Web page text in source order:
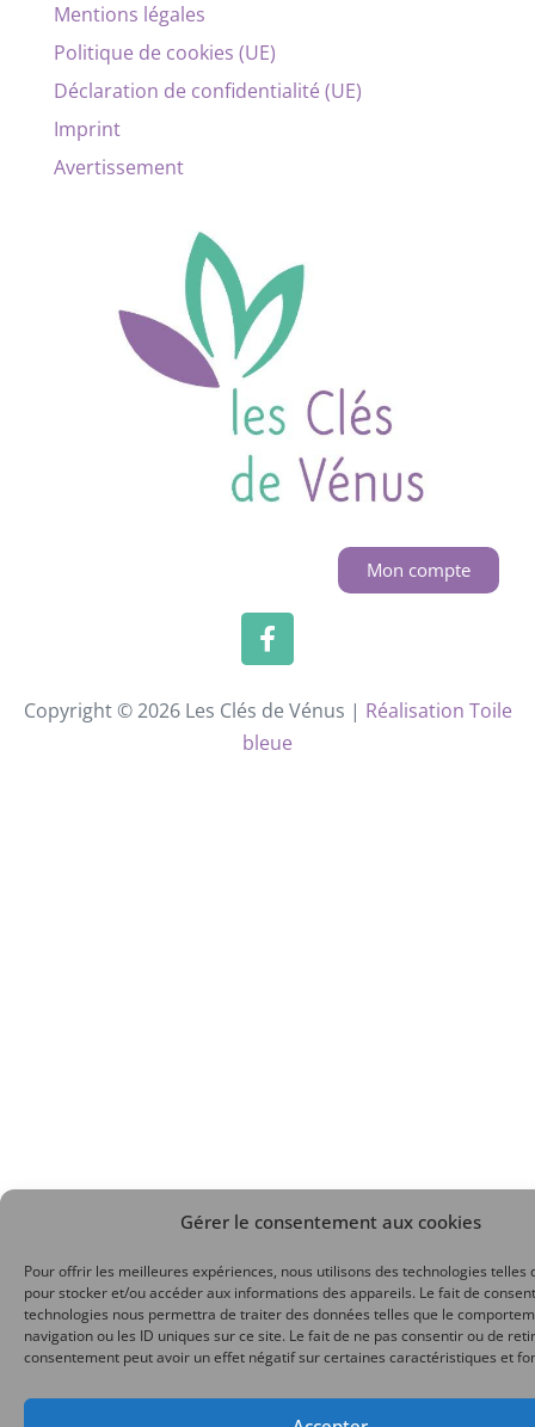
Gérer le consentement aux cookies
Pour offrir les meilleures expériences, nous utilisons des technologies telles
pour stocker et/ou accéder aux informations des appareils. Le fait de
technologies nous permettra de traiter des données telles que le
navigation ou les ID uniques sur ce site. Le fait de ne pas consentir ou de
consentement peut avoir un effet négatif sur certaines caractéristiques et
Mentions légales
Politique de cookies (UE)
Déclaration de confidentialité (UE)
Imprint
Avertissement
Mon compte
Copyright © 2026 Les Clés de Vénus | Réalisation Toile
bleue